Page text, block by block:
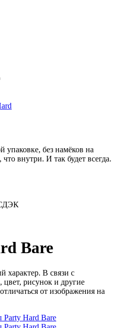
без намёков на
внутри. И так будет всегда.
Bare
характер. В связи с
цвет, рисунок и другие
от изображения на